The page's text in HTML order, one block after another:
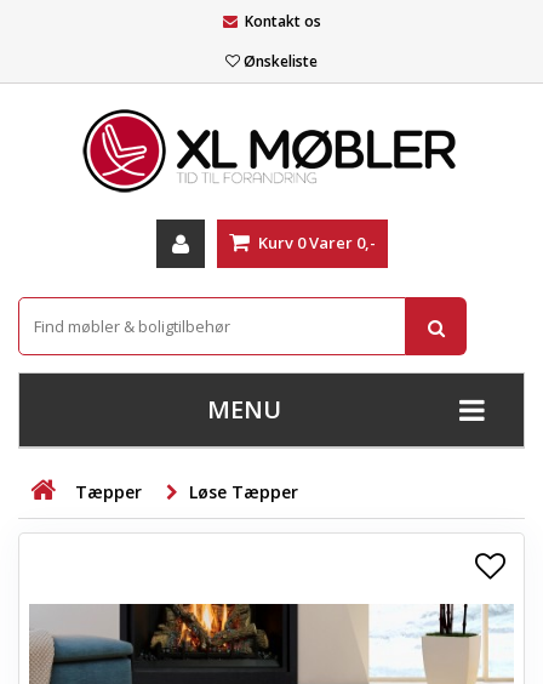
Kontakt os
Ønskeliste
Kurv 0Varer 0,-
MENU
+
STUE
+
+
+
KONTORMØBLER
Tæpper Løse Tæpper